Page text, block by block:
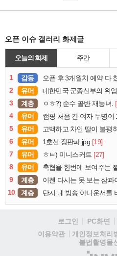
오픈 이슈 갤러리 화제글
오늘의 화제 주간
1 감동 오픈 후 3개월치 예약 다
2
유머 대한민국 군종신부의 위엄
3
계층 ㅇㅎ?) 순수 골반 재능녀.
4
유머 캠핑 처음 간 여자 두명이
5
유머 고백하고 차인 딸이 불평
6
유머 1호선 장판파.jpg [19]
7
유머 ㅎㅂ) 미니스커트 [27]
8
유머 축협을 한번에 보여주는
9
계층 이젠 다시는 못 보는 삼파
10
계층 단지 내 방송 아나운서를 바꾸고 나서 집중도
로그인 PC화면
이용약관
개인정보처리
불법촬영물